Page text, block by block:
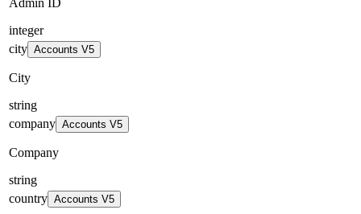
integer
city Accounts V5
City
string
company Accounts V5
Company
string
country Accounts V5